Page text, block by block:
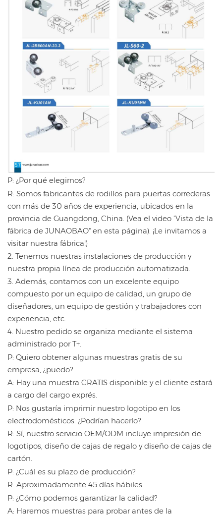
P: ¿Por qué elegirnos?
R: Somos fabricantes de rodillos para puertas correderas
con más de 30 años de experiencia, ubicados en la
provincia de Guangdong, China. (Vea el video "Vista de la
fábrica de JUNAOBAO" en esta página). ¡Le invitamos a
visitar nuestra fábrica!)
2. Tenemos nuestras instalaciones de producción y
nuestra propia línea de producción automatizada.
3. Además, contamos con un excelente equipo
compuesto por un equipo de calidad, un grupo de
diseñadores, un equipo de gestión y trabajadores con
experiencia, etc.
4. Nuestro pedido se organiza mediante el sistema
administrado por T+.
P: Quiero obtener algunas muestras gratis de su
empresa, ¿puedo?
A: Hay una muestra GRATIS disponible y el cliente estará
a cargo del cargo exprés.
P: Nos gustaría imprimir nuestro logotipo en los
electrodomésticos. ¿Podrían hacerlo?
R: Sí, nuestro servicio OEM/ODM incluye impresión de
logotipos, diseño de cajas de regalo y diseño de cajas de
cartón.
P: ¿Cuál es su plazo de producción?
R: Aproximadamente 45 días hábiles.
P: ¿Cómo podemos garantizar la calidad?
A: Haremos muestras para probar antes de la